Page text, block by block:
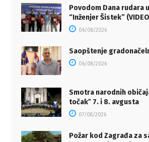
Povodom Dana rudara
“Inženjer Šistek”
06/08/2026
Saopštenje
06/08/2026
Smotra narodnih
točakˮ 7. i 8. avgusta
07/08/2026
Požar kod Zagrađa za